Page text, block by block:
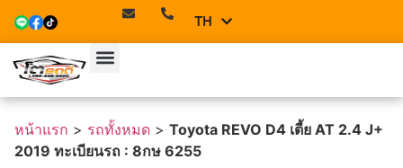
TH
EN
หน้าแรก > รถทั้งหมด > Toyota REVO D4 เตี้ย AT 2.4 J+
2019 ทะเบียนรถ : 8กษ 6255